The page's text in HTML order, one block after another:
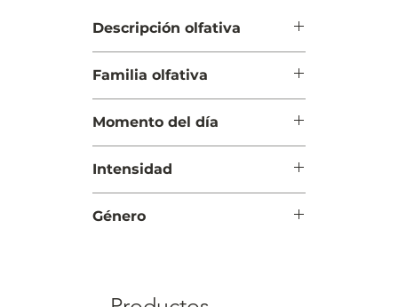
Descripción olfativa
mandarina
Cuerpo: Osmanto (olivo oloroso)
y rosa
Familia olfativa
Momento del día
Intensidad
Género